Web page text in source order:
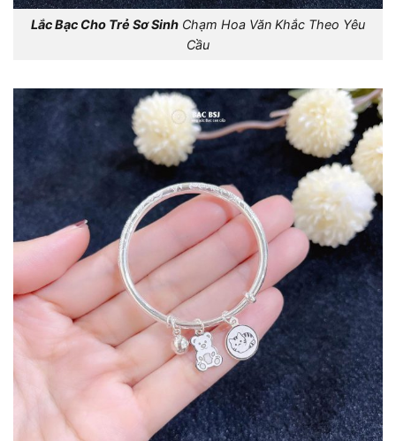
Lắc Bạc Cho Trẻ Sơ Sinh Chạm Hoa Văn Khắc Theo Yêu
Cầu